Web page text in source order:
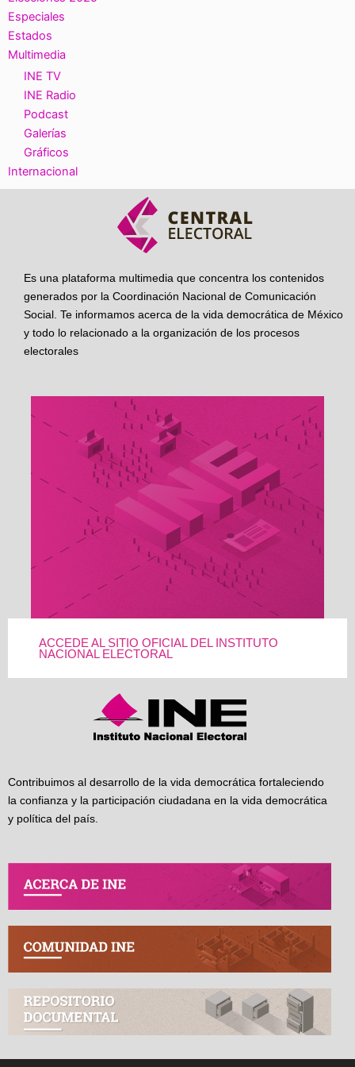
Especiales
Estados
Multimedia
INE TV
INE Radio
Podcast
Galerías
Gráficos
Internacional
Es una plataforma multimedia que concentra los contenidos
generados por la Coordinación Nacional de Comunicación
Social. Te informamos acerca de la vida democrática de México
y todo lo relacionado a la organización de los procesos
electorales
ACCEDE AL SITIO OFICIAL DEL INSTITUTO
NACIONAL ELECTORAL
Contribuimos al desarrollo de la vida democrática fortaleciendo
la confianza y la participación ciudadana en la vida democrática
y política del país.